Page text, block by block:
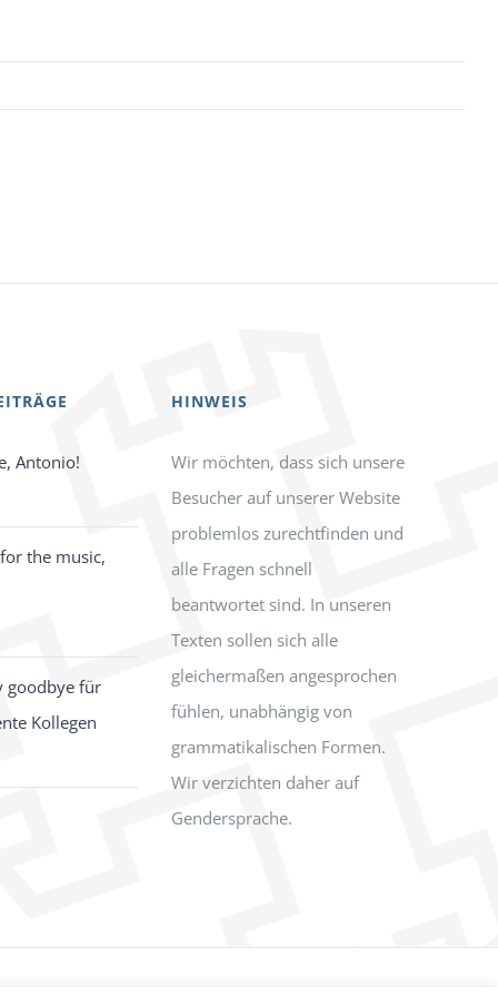
Antonio!
the music,
goodbye für
Kollegen
HINWEIS
Wir möchten, dass sich unsere
Besucher auf unserer Website
problemlos zurechtfinden und
alle Fragen schnell
beantwortet sind. In unseren
Texten sollen sich alle
gleichermaßen angesprochen
fühlen, unabhängig von
grammatikalischen Formen.
Wir verzichten daher auf
Gendersprache.